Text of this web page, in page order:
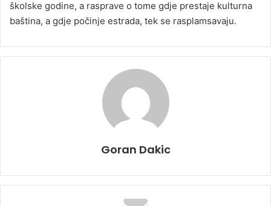
školske godine, a rasprave o tome gdje prestaje kulturna
baština, a gdje počinje estrada, tek se rasplamsavaju.
Goran Dakic